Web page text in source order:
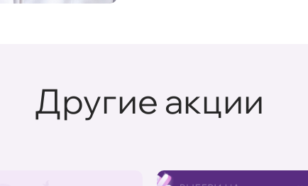
Другие акции